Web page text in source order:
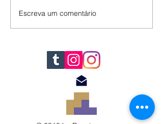
Escreva um comentário